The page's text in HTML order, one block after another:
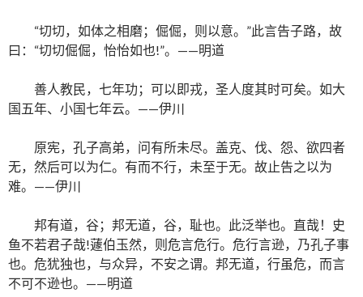
“切切，如体之相磨；倔倔，则以意。”此言告子路，故
曰：“切切倔倔，怡怡如也!”。——明道
善人教民，七年功；可以即戎，圣人度其时可矣。如大
国五年、小国七年云。——伊川
原宪，孔子高弟，问有所未尽。盖克、伐、怨、欲四者
无，然后可以为仁。有而不行，未至于无。故止告之以为
难。——伊川
邦有道，谷；邦无道，谷，耻也。此泛举也。直哉！史
鱼不若君子哉!蘧伯玉然，则危言危行。危行言逊，乃孔子事
也。危犹独也，与众异，不安之谓。邦无道，行虽危，而言
不可不逊也。——明道